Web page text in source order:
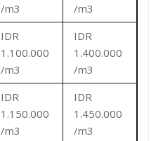
/m3
/m3
IDR
1.100.000
/m3
IDR
1.400.000
/m3
IDR
1.150.000
/m3
IDR
1.450.000
/m3